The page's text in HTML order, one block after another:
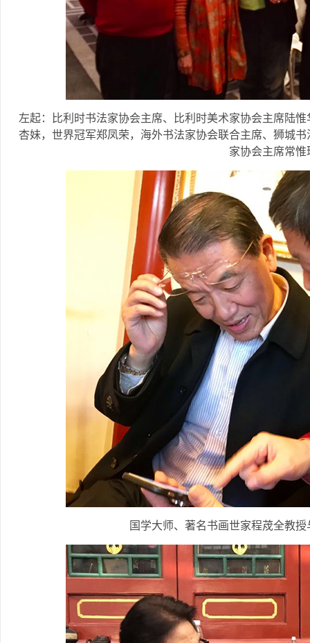
左起：比利时书法家协会主席、比利时美术家协会主席陆
杏妹，世界冠军郑凤荣，海外书法家协会联合主席、狮城
家协会主席常惟
国学大师、著名书画世家程荗全教